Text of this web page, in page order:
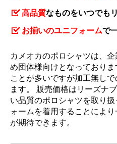
高品質なものをいつでも
お揃いのユニフォームで
カメオカのポロシャツは、
め団体様向けとなっており
ことが多いですが加工無し
ます。 販売価格はリーズナ
い品質のポロシャツを取り
ォームを着用することによ
が期待できます。